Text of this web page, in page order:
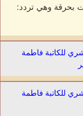
بحرقة وهي تردد:
للكاتبة فاطمة
للكاتبة فاطمة